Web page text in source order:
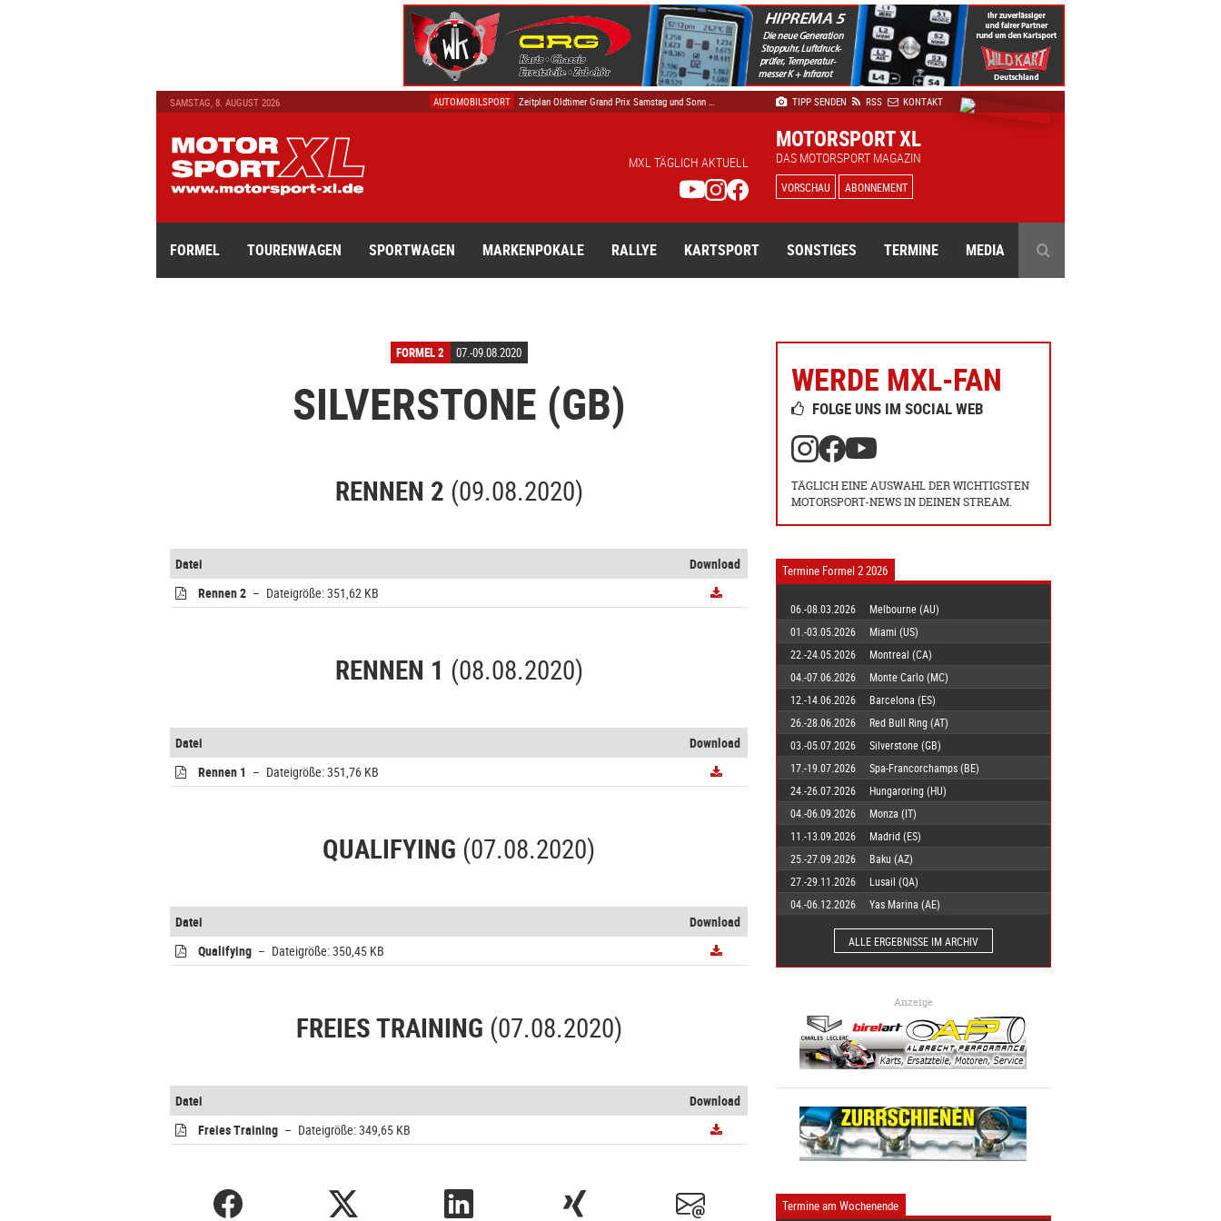
SAMSTAG, 8. AUGUST 2026
FORMEL 1
Die Geschichte der Formel 1: Über 75 Jahre Kö …
AUTOMOBILSPORT
Zeitplan Oldtimer Grand Prix Samstag und Sonn …
Tage des Donners – die Börde bebt feiert ostd …
TIPP SENDEN RSS KONTAKT
MXL TÄGLICH AKTUELL
MOTORSPORT XL
DAS MOTORSPORT MAGAZIN
VORSCHAU ABONNEMENT
FORMEL TOURENWAGEN SPORTWAGEN MARKENPOKALE RALLYE KARTSPORT SONSTIGES TERMINE MEDIA
FORMEL 2 07.-09.08.2020
SILVERSTONE (GB)
RENNEN 2 (09.08.2020)
Datei
Download
Rennen 2– Dateigröße: 351,62 KB
RENNEN 1 (08.08.2020)
Datei
Download
Rennen 1 – Dateigröße: 351,76 KB
QUALIFYING (07.08.2020)
Datei
Download
Qualifying– Dateigröße: 350,45 KB
FREIES TRAINING (07.08.2020)
Datei
Download
Freies Training– Dateigröße: 349,65 KB
WERDE MXL-FAN
FOLGE UNS IM SOCIAL WEB
TÄGLICH EINE AUSWAHL DER WICHTIGSTEN
MOTORSPORT-NEWS IN DEINEN STREAM.
Termine Formel 2 2026
06.-08.03.2026
Melbourne (AU)
01.-03.05.2026
Miami (US)
22.-24.05.2026
Montreal (CA)
04.-07.06.2026
Monte Carlo (MC)
12.-14.06.2026
Barcelona (ES)
26.-28.06.2026
Red Bull Ring (AT)
03.-05.07.2026
Silverstone (GB)
17.-19.07.2026
Spa-Francorchamps (BE)
24.-26.07.2026
Hungaroring (HU)
04.-06.09.2026
Monza (IT)
11.-13.09.2026
Madrid (ES)
25.-27.09.2026
Baku (AZ)
27.-29.11.2026
Lusail (QA)
04.-06.12.2026
Yas Marina (AE)
ALLE ERGEBNISSE IM ARCHIV
Anzeige
Termine am Wochenende